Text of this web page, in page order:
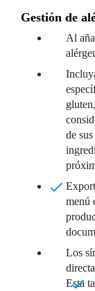
Gestión de
Al
de
menú
Los
Esta